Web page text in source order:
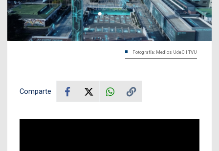
Fotografía: Medios UdeC | TVU
Comparte